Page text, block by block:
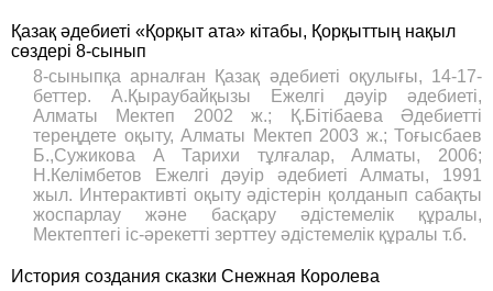
Қазақ әдебиеті «Қорқыт ата» кітабы, Қорқыттың нақыл
сөздері 8-сынып
8-сыныпқа арналған Қазақ әдебиеті оқулығы, 14-17-
беттер. А.Қыраубайқызы Ежелгі дәуір әдебиеті,
Алматы Мектеп 2002 ж.; Қ.Бітібаева Әдебиетті
тереңдете оқыту, Алматы Мектеп 2003 ж.; Тоғысбаев
Б.,Сужикова А Тарихи тұлғалар, Алматы, 2006;
Н.Келімбетов Ежелгі дәуір әдебиеті Алматы, 1991
жыл. Интерактивті оқыту әдістерін қолданып сабақты
жоспарлау және басқару әдістемелік құралы,
Мектептегі іс-әрекетті зерттеу әдістемелік құралы т.б.
История создания сказки Снежная Королева